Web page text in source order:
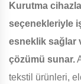
Kurutma
seçenekleriyle
esneklik sağlar
çözümü sunar.
tekstil ürünleri,